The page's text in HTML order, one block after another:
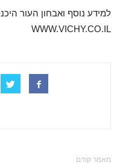
למידע נוסף ואבחון העור
WWW.VICHY.CO.IL
מאמר קודם